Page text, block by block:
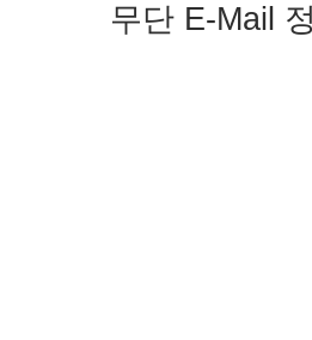
무단 E-Mail